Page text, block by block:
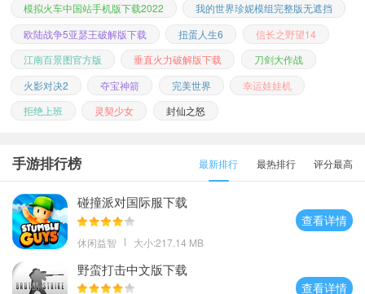
模拟火车中国站手机版下载2022
我的世界珍妮模组完整版无遮挡
欧陆战争5亚瑟王破解版下载
扭蛋人生6
信长之野望14
江南百景图官方版
垂直火力破解版下载
刀剑大作战
火影对决2
夺宝神箭 完美世界
幸运娃娃机
拒绝上班
灵契少女 封仙之怒
手游排行榜 最新排行 最热排行 评分最高
碰撞派对国际服下载
休闲益智 大小:217.14 MB
查看详情
野蛮打击中文版下载
查看详情